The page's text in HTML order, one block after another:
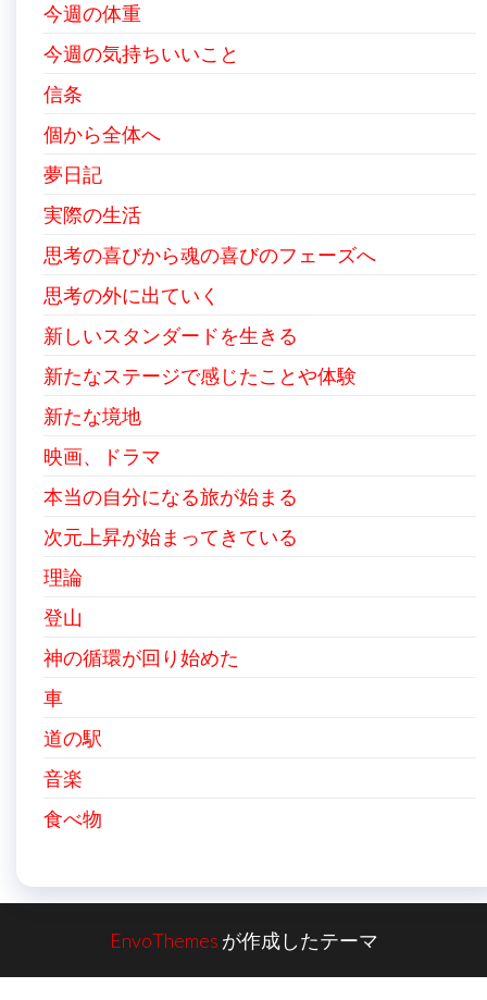
今週の体重
今週の気持ちいいこと
信条
個から全体へ
夢日記
実際の生活
思考の喜びから魂の喜びのフェーズへ
思考の外に出ていく
新しいスタンダードを生きる
新たなステージで感じたことや体験
新たな境地
映画、ドラマ
本当の自分になる旅が始まる
次元上昇が始まってきている
理論
登山
神の循環が回り始めた
車
道の駅
音楽
食べ物
EnvoThemes が作成したテーマ